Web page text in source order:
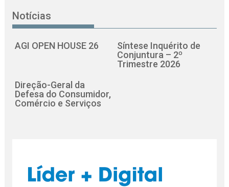
Notícias
AGI OPEN HOUSE 26
Síntese Inquérito de
Conjuntura – 2º
Trimestre 2026
Direção-Geral da
Defesa do Consumidor,
Comércio e Serviços